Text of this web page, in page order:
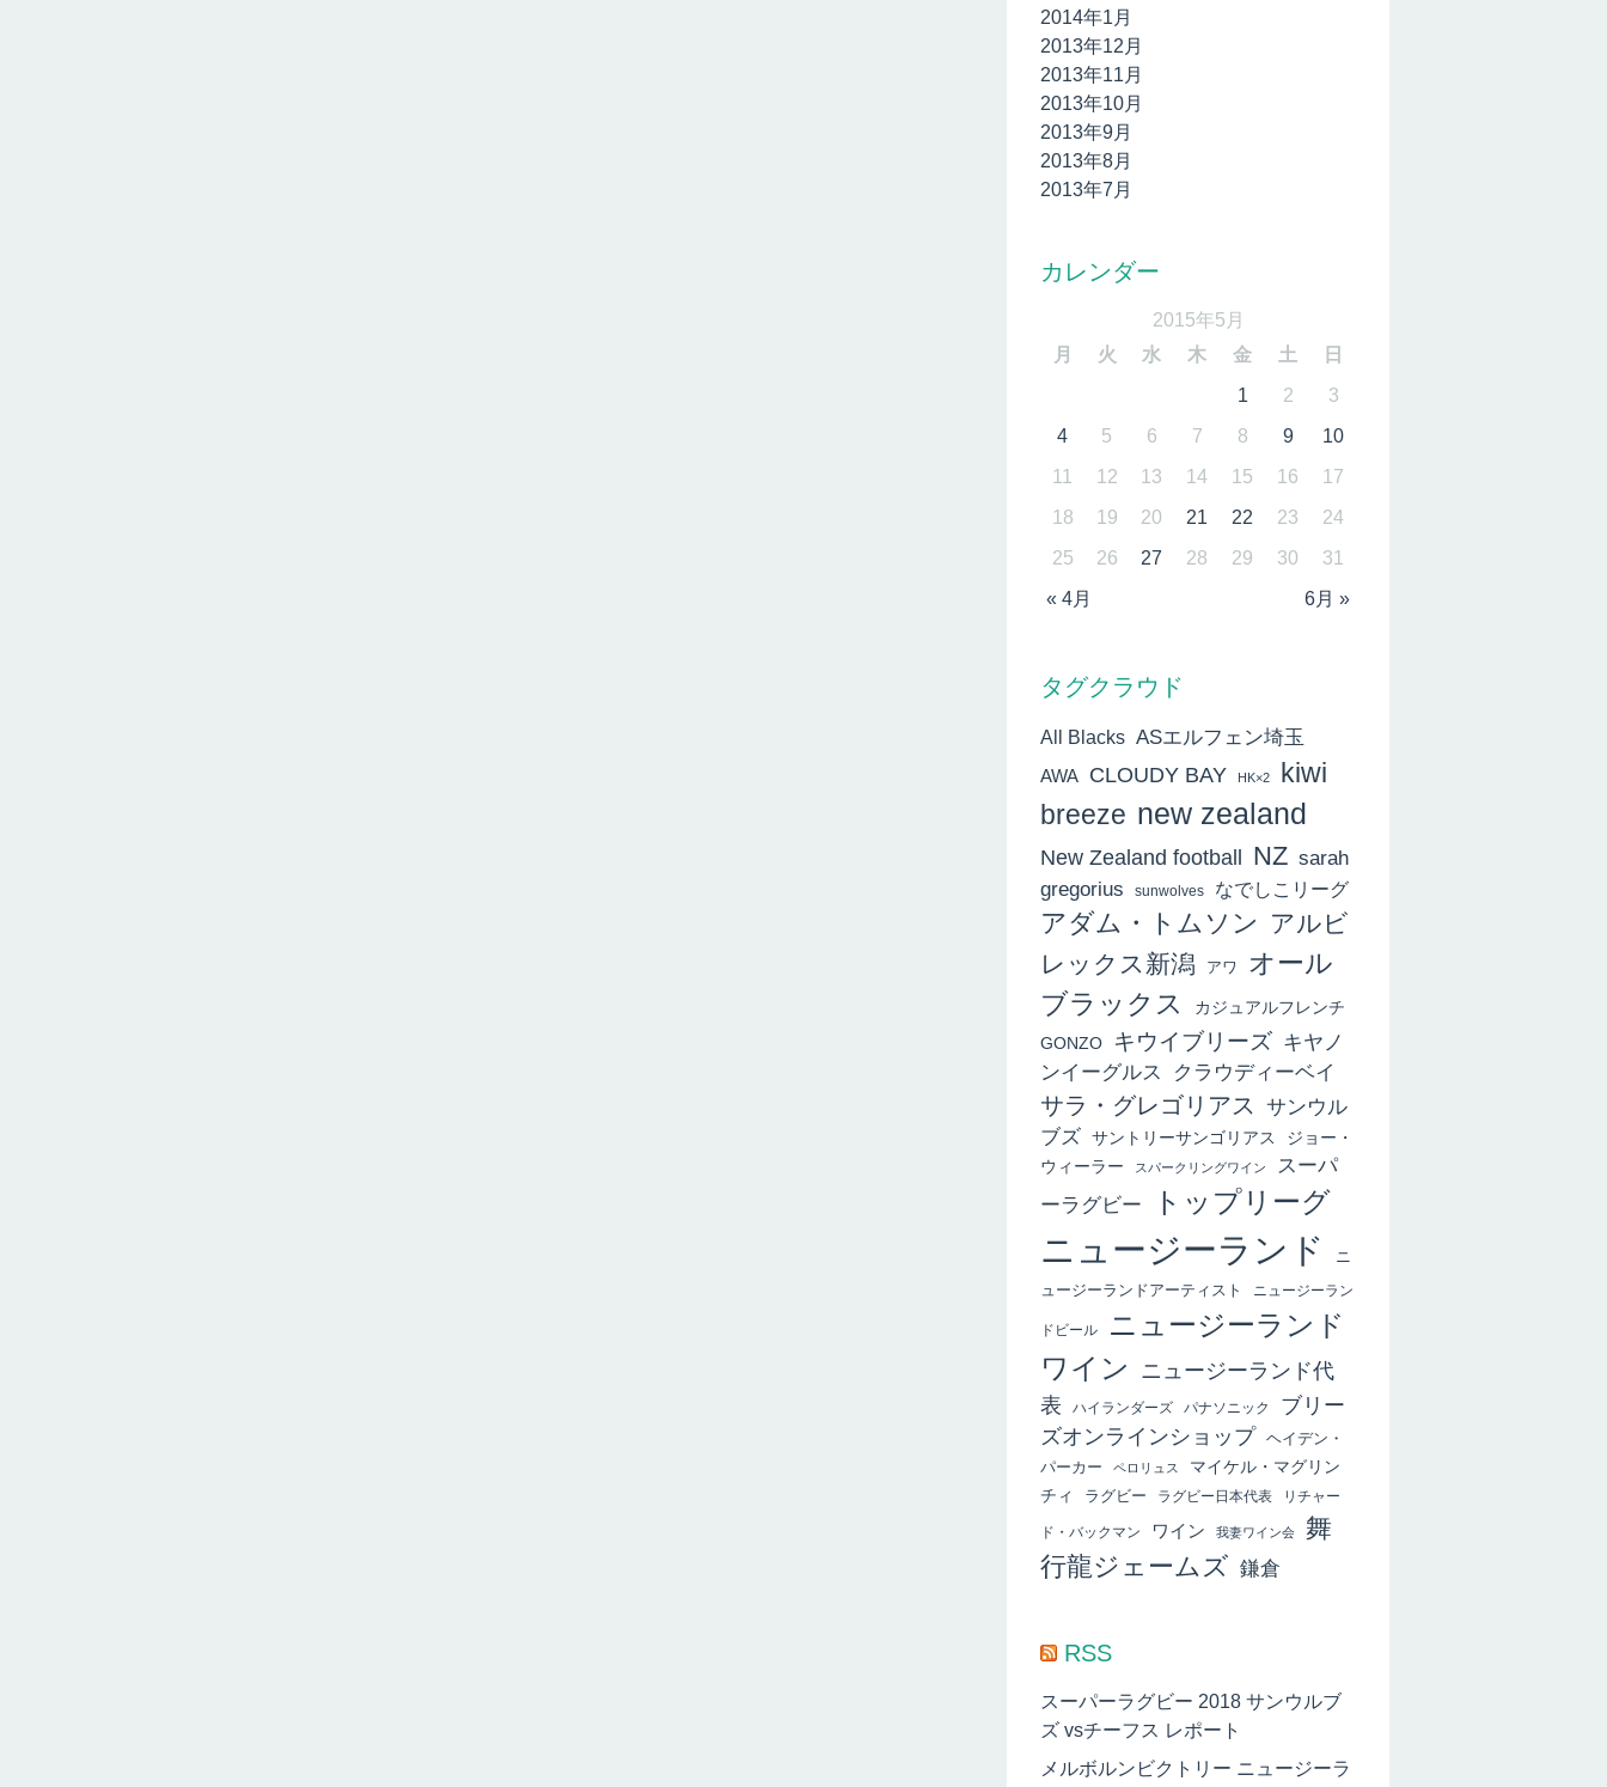
2014年1月
2013年12月
2013年11月
2013年10月
2013年9月
2013年8月
2013年7月
カレンダー
2015年5月
月
火 水 木 金 土 日
« 4月 6月 »
1 2
3
4
5 6 7 8 9
10
11
12 13 14 15 16
17
18
19 20 21 22 23
24
25
26 27 28 29 30 31
タグクラウド
All Blacks ASエルフェン埼玉
AWA CLOUDY BAY HK×2
kiwi
breeze new zealand
New Zealand football NZ sarah
gregorius
sunwolves なでしこリーグ
アダム・トムソン
アルビ
レックス新潟
アワ
オール
ブラックス
カジュアルフレンチ
GONZO
キウイブリーズ キヤノ
ンイーグルス
クラウディーベイ
サラ・グレゴリアス
サンウル
ブズ サントリーサンゴリアス
ジョー・
ウィーラー
スパークリングワイン
スーパ
ーラグビー
トップリーグ
ニュージーランド
ニ
ュージーランドアーティスト
ニュージーラン
ドビール
ニュージーランド
ワイン
ニュージーランド代
表
ハイランダーズ パナソニック
ブリー
ズオンラインショップ ヘイデン・
パーカー
ペロリュス
マイケル・マグリン
チィ
ラグビー ラグビー日本代表 リチャー
ド・バックマン ワイン 我妻ワイン会
舞
行龍ジェームズ 鎌倉
RSS
スーパーラグビー 2018 サンウルブ
ズ vsチーフス レポート
メルボルンビクトリー ニュージーラ